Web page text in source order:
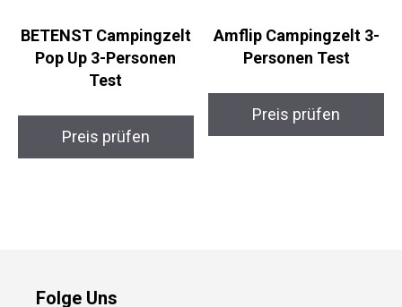
BETENST Campingzelt
Pop Up 3-Personen
Test
Preis prüfen
Amflip Campingzelt 3-
Personen Test
Preis prüfen
Folge Uns